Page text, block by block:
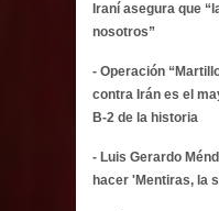
Iraní asegura que
nosotros”
- Operación
contra Irán es el
B-2 de la historia
- Luis Gerardo
hacer 'Mentiras, la